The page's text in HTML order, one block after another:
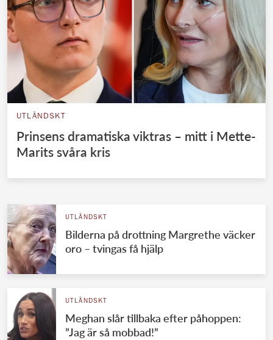
UTLÄNDSKT
Prinsens dramatiska viktras – mitt i Mette-
Marits svåra kris
UTLÄNDSKT
Bilderna på drottning Margrethe väcker
oro – tvingas få hjälp
UTLÄNDSKT
Meghan slår tillbaka efter påhoppen:
”Jag är så mobbad!”